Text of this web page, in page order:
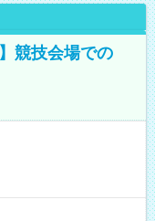
競技会場での